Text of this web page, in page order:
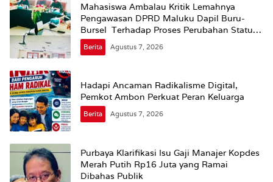
Mahasiswa Ambalau Kritik Lemahnya
Pengawasan DPRD Maluku Dapil Buru-
Bursel Terhadap Proses Perubahan Status
Jalan
Berita Agustus 7, 2026
Hadapi Ancaman Radikalisme Digital,
Pemkot Ambon Perkuat Peran Keluarga
Berita Agustus 7, 2026
Purbaya Klarifikasi Isu Gaji Manajer Kopdes
Merah Putih Rp16 Juta yang Ramai
Dibahas Publik